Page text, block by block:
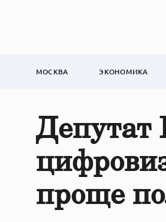
МОСКВА ЭКОНОМИКА
Депутат
проще